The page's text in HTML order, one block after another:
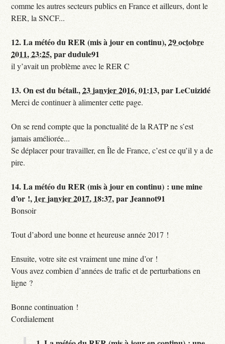
comme les autres secteurs publics en France et ailleurs, dont le
RER, la SNCF...
12.La météo du RER (mis à jour en continu),29 octobre
2011, 23:25,pardudule91
il y’avait un problème avec le RER C
13.On est du bétail.,23 janvier 2016, 01:13,parLeCuizidé
Merci de continuer à alimenter cette page.
On se rend compte que la ponctualité de la RATP ne s’est
jamais améliorée...
Se déplacer pour travailler, en Île de France, c’est ce qu’il y a de
pire.
14.La météo du RER (mis à jour en continu) : une mine
d’or !, 1er janvier 2017, 18:37,parJeannot91
Bonsoir
Tout d’abord une bonne et heureuse année 2017 !
Ensuite, votre site est vraiment une mine d’or !
Vous avez combien d’années de trafic et de perturbations en
ligne ?
Bonne continuation !
Cordialement